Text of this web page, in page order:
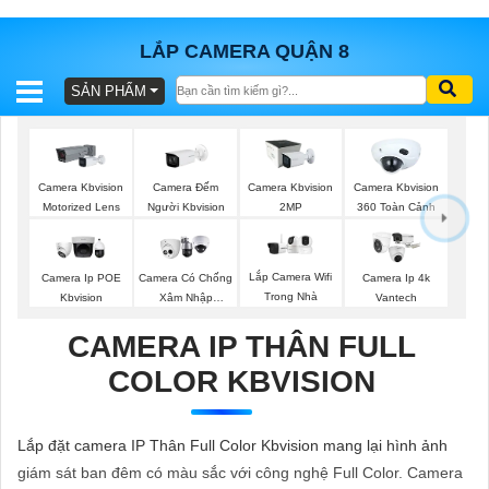
LẮP CAMERA QUẬN 8
BÁO
TRỌN
GÓI
SẢN
VẤN
LẮP
SẢN PHẨM
Camera Kbvision
Motorized Lens
Camera Đếm
Người Kbvision
Camera Kbvision
2MP
Camera Kbvision
360 Toàn Cảnh
Camera Ip POE
Kbvision
Camera Có Chống
Xâm Nhập
Lắp Camera Wifi
Trong Nhà
Camera Ip 4k
Vantech
CAMERA IP THÂN FULL
COLOR KBVISION
Lắp đặt camera IP Thân Full Color Kbvision mang lại hình ảnh
giám sát ban đêm có màu sắc với công nghệ Full Color. Camera